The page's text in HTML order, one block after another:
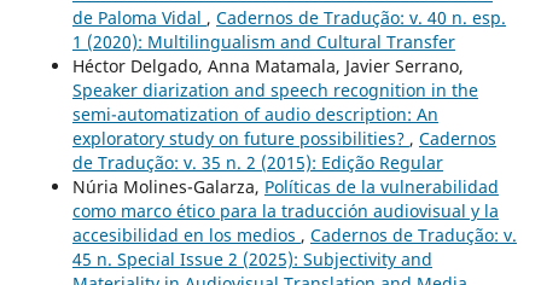
de Paloma Vidal , Cadernos de Tradução: v. 40 n. esp.
1 (2020): Multilingualism and Cultural Transfer
Héctor Delgado, Anna Matamala, Javier Serrano,
Speaker diarization and speech recognition in the
semi-automatization of audio description: An
exploratory study on future possibilities? , Cadernos
de Tradução: v. 35 n. 2 (2015): Edição Regular
Núria Molines-Galarza, Políticas de la vulnerabilidad
como marco ético para la traducción audiovisual y la
accesibilidad en los medios , Cadernos de Tradução: v.
45 n. Special Issue 2 (2025): Subjectivity and